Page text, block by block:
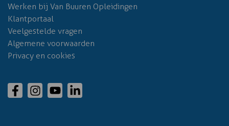
Werken bij Van Buuren Opleidingen
Klantportaal
Veelgestelde vragen
Algemene voorwaarden
Privacy en cookies